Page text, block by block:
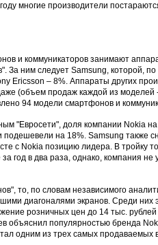
многие производители
и коммуникаторов занимают
За ним следует Samsung, которой,
Ericsson – 8%. Аппараты других
(объем продаж каждой из
94 модели смартфонов и
"Евросети", доля компании Nokia
на 18%. Samsung также
с Nokia позицию лидера. В тройку
год в два раза, однако, компания
то, по словам независимого
диагоналями экранов. Среди них
розничных цен до 14 тыс.
объяснил популярностью бренда
одним из трех самых продаваемых